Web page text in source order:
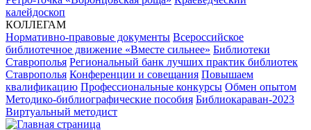
калейдоскоп
КОЛЛЕГАМ
Нормативно-правовые документы Всероссийское
библиотечное движение «Вместе сильнее» Библиотеки
Ставрополья Региональный банк лучших практик библиотек
Ставрополья Конференции и совещания Повышаем
квалификацию Профессиональные конкурсы Обмен опытом
Методико-библиографические пособия Библиокараван-2023
Виртуальный методист